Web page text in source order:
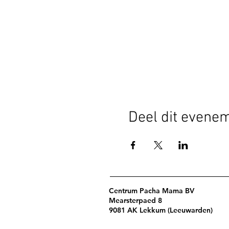
Deel dit
Centrum Pacha Mama BV
Mearsterpaed 8
9081 AK Lekkum (Leeuwarden)